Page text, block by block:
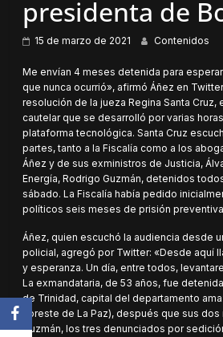
presidenta de
15 de marzo de 2021 Contenidos
Me envían 4 meses detenida para esperar
que nunca ocurrió», afirmó Áñez en
resolución de la jueza Regina Santa Cruz,
cautelar que se desarrolló por varias
plataforma tecnológica. Santa Cruz
partes, tanto a la Fiscalía como a los
Áñez y de sus exministros de Justicia,
Energía, Rodrigo Guzmán, detenidos
sábado. La Fiscalía había pedido
políticos seis meses de prisión
Áñez, quien escuchó la audiencia desde
policial, agregó por Twitter: «Desde aquí
y esperanza. Un día, entre todos,
La exmandataria, de 53 años, fue
de Trinidad, capital del departamento
noreste de La Paz), después que sus
Guzmán, los tres denunciados por